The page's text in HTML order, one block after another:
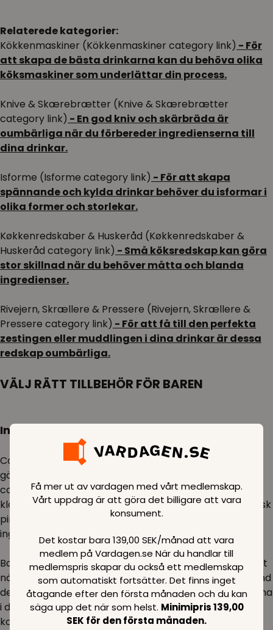
Få mer ut av vardagen med vårt medlemskap.
Vårt uppdrag är att göra det billigare att vara
konsument.
Det kostar bara 139,00 SEK/månad att vara
medlem på Vardagen.se När du handlar till
medlemspris skapar du också ett medlemskap
som automatiskt fortsätter. Det finns inget
åtagande efter den första månaden och du kan
säga upp det när som helst. Minimipris 139,00
SEK för den första månaden.
Relaterede kategorier:
Kökkenmaskiner (Kökkenmaskiner category link) - För
att skapa de bästa drinkarna kan du behöva olika
köksmaskiner som underlättar din process.
Knive & Skærebrætter (Knive & Skærebrætter
category link) - En god kniv och skärbräda är
oumbärliga när du förbereder ingredienserna till
dina drinkar.
Isforme (Isforme category link) - För att skapa
spännande och kylda drinkar behöver du isformar i
olika former och storlekar.
Køkkenredskaber & Huskeråd (Køkkenredskaber &
Huskeråd category link) - Små köksredskap kan göra
stor skillnad när du behöver måtta och blanda
ingredienser.
Rivejern, Skrællere & Pressere (Rivejern, Skrællere &
Pressere category link) - För att få till den perfekta
zestingen eller muddlingen i dina drinkar är dessa
redskap oumbärliga.
VÄLJ RÄTT TILLBEHÖR FÖR BAREN
Inspiration
Cocktailshakern är ett måste i alla hemmabarer. Den
gör det enkelt och roligt att blanda läckra drinkar och
cocktails till dina gäster eller till dig själv. Prova en
klassisk mojito, en färgglad cosmopolitan eller en exotisk
piña colada. Med en cocktailshaker och de rätta
ingredienserna är möjligheterna oändliga.
Barskeden är ett mångsidigt verktyg som är oumbärligt
när du vill göra vackra och välsmakande drinkar. Använd
den för att röra om, röra ihop och blanda ingredienserna
i dina cocktails så att de får perfekt smak och
konsistens. En barsked med långt skaft är perfekt för